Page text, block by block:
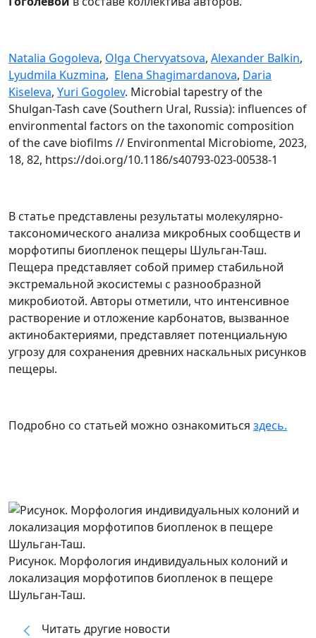
Natalia Gogoleva, Olga Chervyatsova, Alexander Balkin,
Lyudmila Kuzmina, Elena Shagimardanova, Daria
Kiseleva, Yuri Gogolev. Microbial tapestry of the
Shulgan-Tash cave (Southern Ural, Russia): influences of
environmental factors on the taxonomic composition
of the cave biofilms // Environmental Microbiome, 2023,
18, 82, https://doi.org/10.1186/s40793-023-00538-1
В статье представлены результаты молекулярно-
таксономического анализа микробных сообществ и
морфотипы биопленок пещеры Шульган-Таш.
Пещера представляет собой пример стабильной
экстремальной экосистемы с разнообразной
микробиотой. Авторы отметили, что интенсивное
растворение и отложение карбонатов, вызванное
актинобактериями, представляет потенциальную
угрозу для сохранения древних наскальных рисунков
пещеры.
Подробно со статьей можно ознакомиться здесь.
Рисунок. Морфология индивидуальных колоний и
локализация морфотипов биопленок в пещере
Шульган-Таш.
Читать другие новости